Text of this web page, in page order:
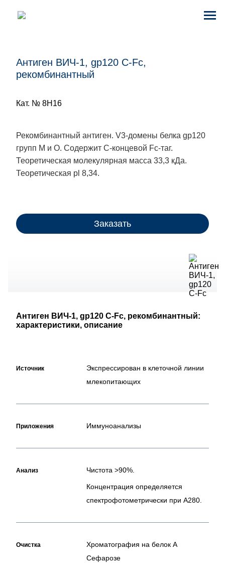
Антиген ВИЧ-1, gp120 С-Fc,
рекомбинантный
Кат. № 8H16
Рекомбинантный антиген. V3-домены белка gp120
групп M и O. Содержит C-концевой Fc-таг.
Теоретическая молекулярная масса 33,3 кДа.
Теоретическая pl 8,34.
Заказать
Антиген ВИЧ-1, gp120 С-Fc, рекомбинантный:
характеристики, описание
Источник
Экспрессирован в клеточной линии
млекопитающих
Приложения Иммуноанализы
Анализ Чистота >90%.
Концентрация определяется
спектрофотометрически при А280.
Очистка
Хроматография на белок А
Сефарозе